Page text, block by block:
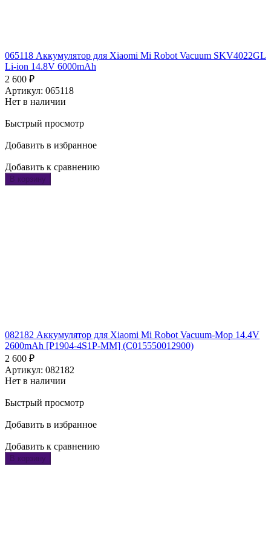
065118 Аккумулятор для Xiaomi Mi Robot Vacuum SKV4022GL
Li-ion 14.8V 6000mAh
2 600 ₽
Артикул: 065118
Нет в наличии
Быстрый просмотр
Добавить в избранное
Добавить к сравнению
В корзину
082182 Аккумулятор для Xiaomi Mi Robot Vacuum-Mop 14.4V
2600mAh [P1904-4S1P-MM] (C015550012900)
2 600 ₽
Артикул: 082182
Нет в наличии
Быстрый просмотр
Добавить в избранное
Добавить к сравнению
В корзину